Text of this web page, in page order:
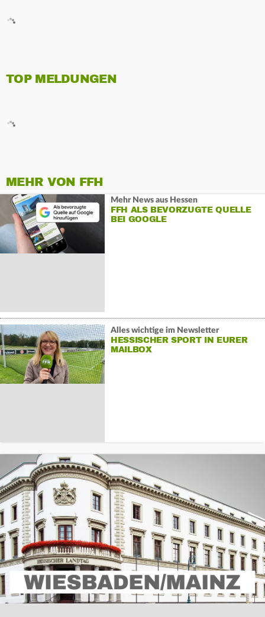
TOP MELDUNGEN
MEHR VON FFH
Mehr News aus Hessen
FFH ALS BEVORZUGTE QUELLE
BEI GOOGLE
Alles wichtige im Newsletter
HESSISCHER SPORT IN EURER
MAILBOX